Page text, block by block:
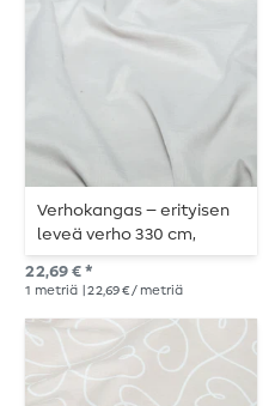
Verhokangas – erityisen
leveä verho 330 cm,
liekkikuvioitu,
vaaleanharmaa
22,69 € *
1 metriä | 22,69 € / metriä